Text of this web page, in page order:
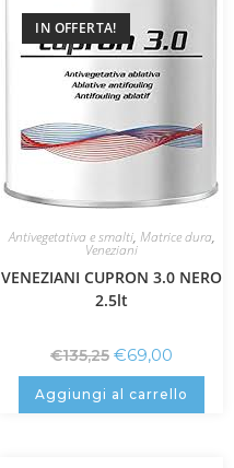
IN OFFERTA!
Antivegetativa e smalti, Matrice dura,
Veneziani
VENEZIANI CUPRON 3.0 NERO
2.5lt
€135,25 €69,00
Aggiungi al carrello